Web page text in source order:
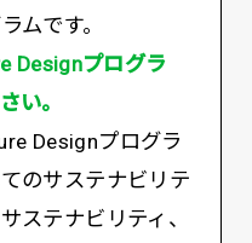
ムです。
Designプログラ
い。
Designプログラ
のサステナビリテ
ステナビリティ、